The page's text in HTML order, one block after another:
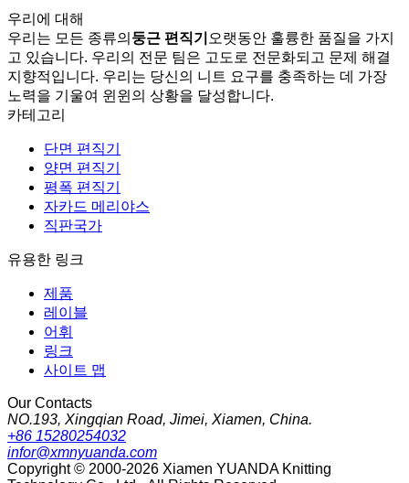
우리에 대해
우리는 모든 종류의 둥근 편직기 오랫동안 훌륭한 품질을 가지
고 있습니다. 우리의 전문 팀은 고도로 전문화되고 문제 해결
지향적입니다. 우리는 당신의 니트 요구를 충족하는 데 가장
노력을 기울여 윈윈의 상황을 달성합니다.
카테고리
단면 편직기
양면 편직기
평폭 편직기
자카드 메리야스
직판국가
유용한 링크
제품
레이블
어휘
링크
사이트 맵
Our Contacts
NO.193, Xingqian Road, Jimei, Xiamen, China.
+86 15280254032
infor@xmnyuanda.com
Copyright © 2000-2026 Xiamen YUANDA Knitting